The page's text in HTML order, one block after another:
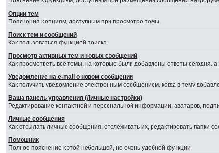
Опции тем
Пояснения к опциям, доступным при просмотре темы.
Поиск тем и сообщений
Как пользоваться функцией поиска.
Просмотр активных тем и новых сообщений
Как просмотреть все темы, на которые были добавлены ответы сегодня,
Уведомление на е-mail о новом сообщении
Как получить уведомление электронным сообщением, когда в тему
Ваша панель управления (Личные настройки)
Редактирование контактной и персональной информации, аватаров,
Личные сообщения
Как отсылать личные сообщения, отслеживать их, редактировать папки
Помошник
Полное пояснение к этой небольшой, но очень удобной функции